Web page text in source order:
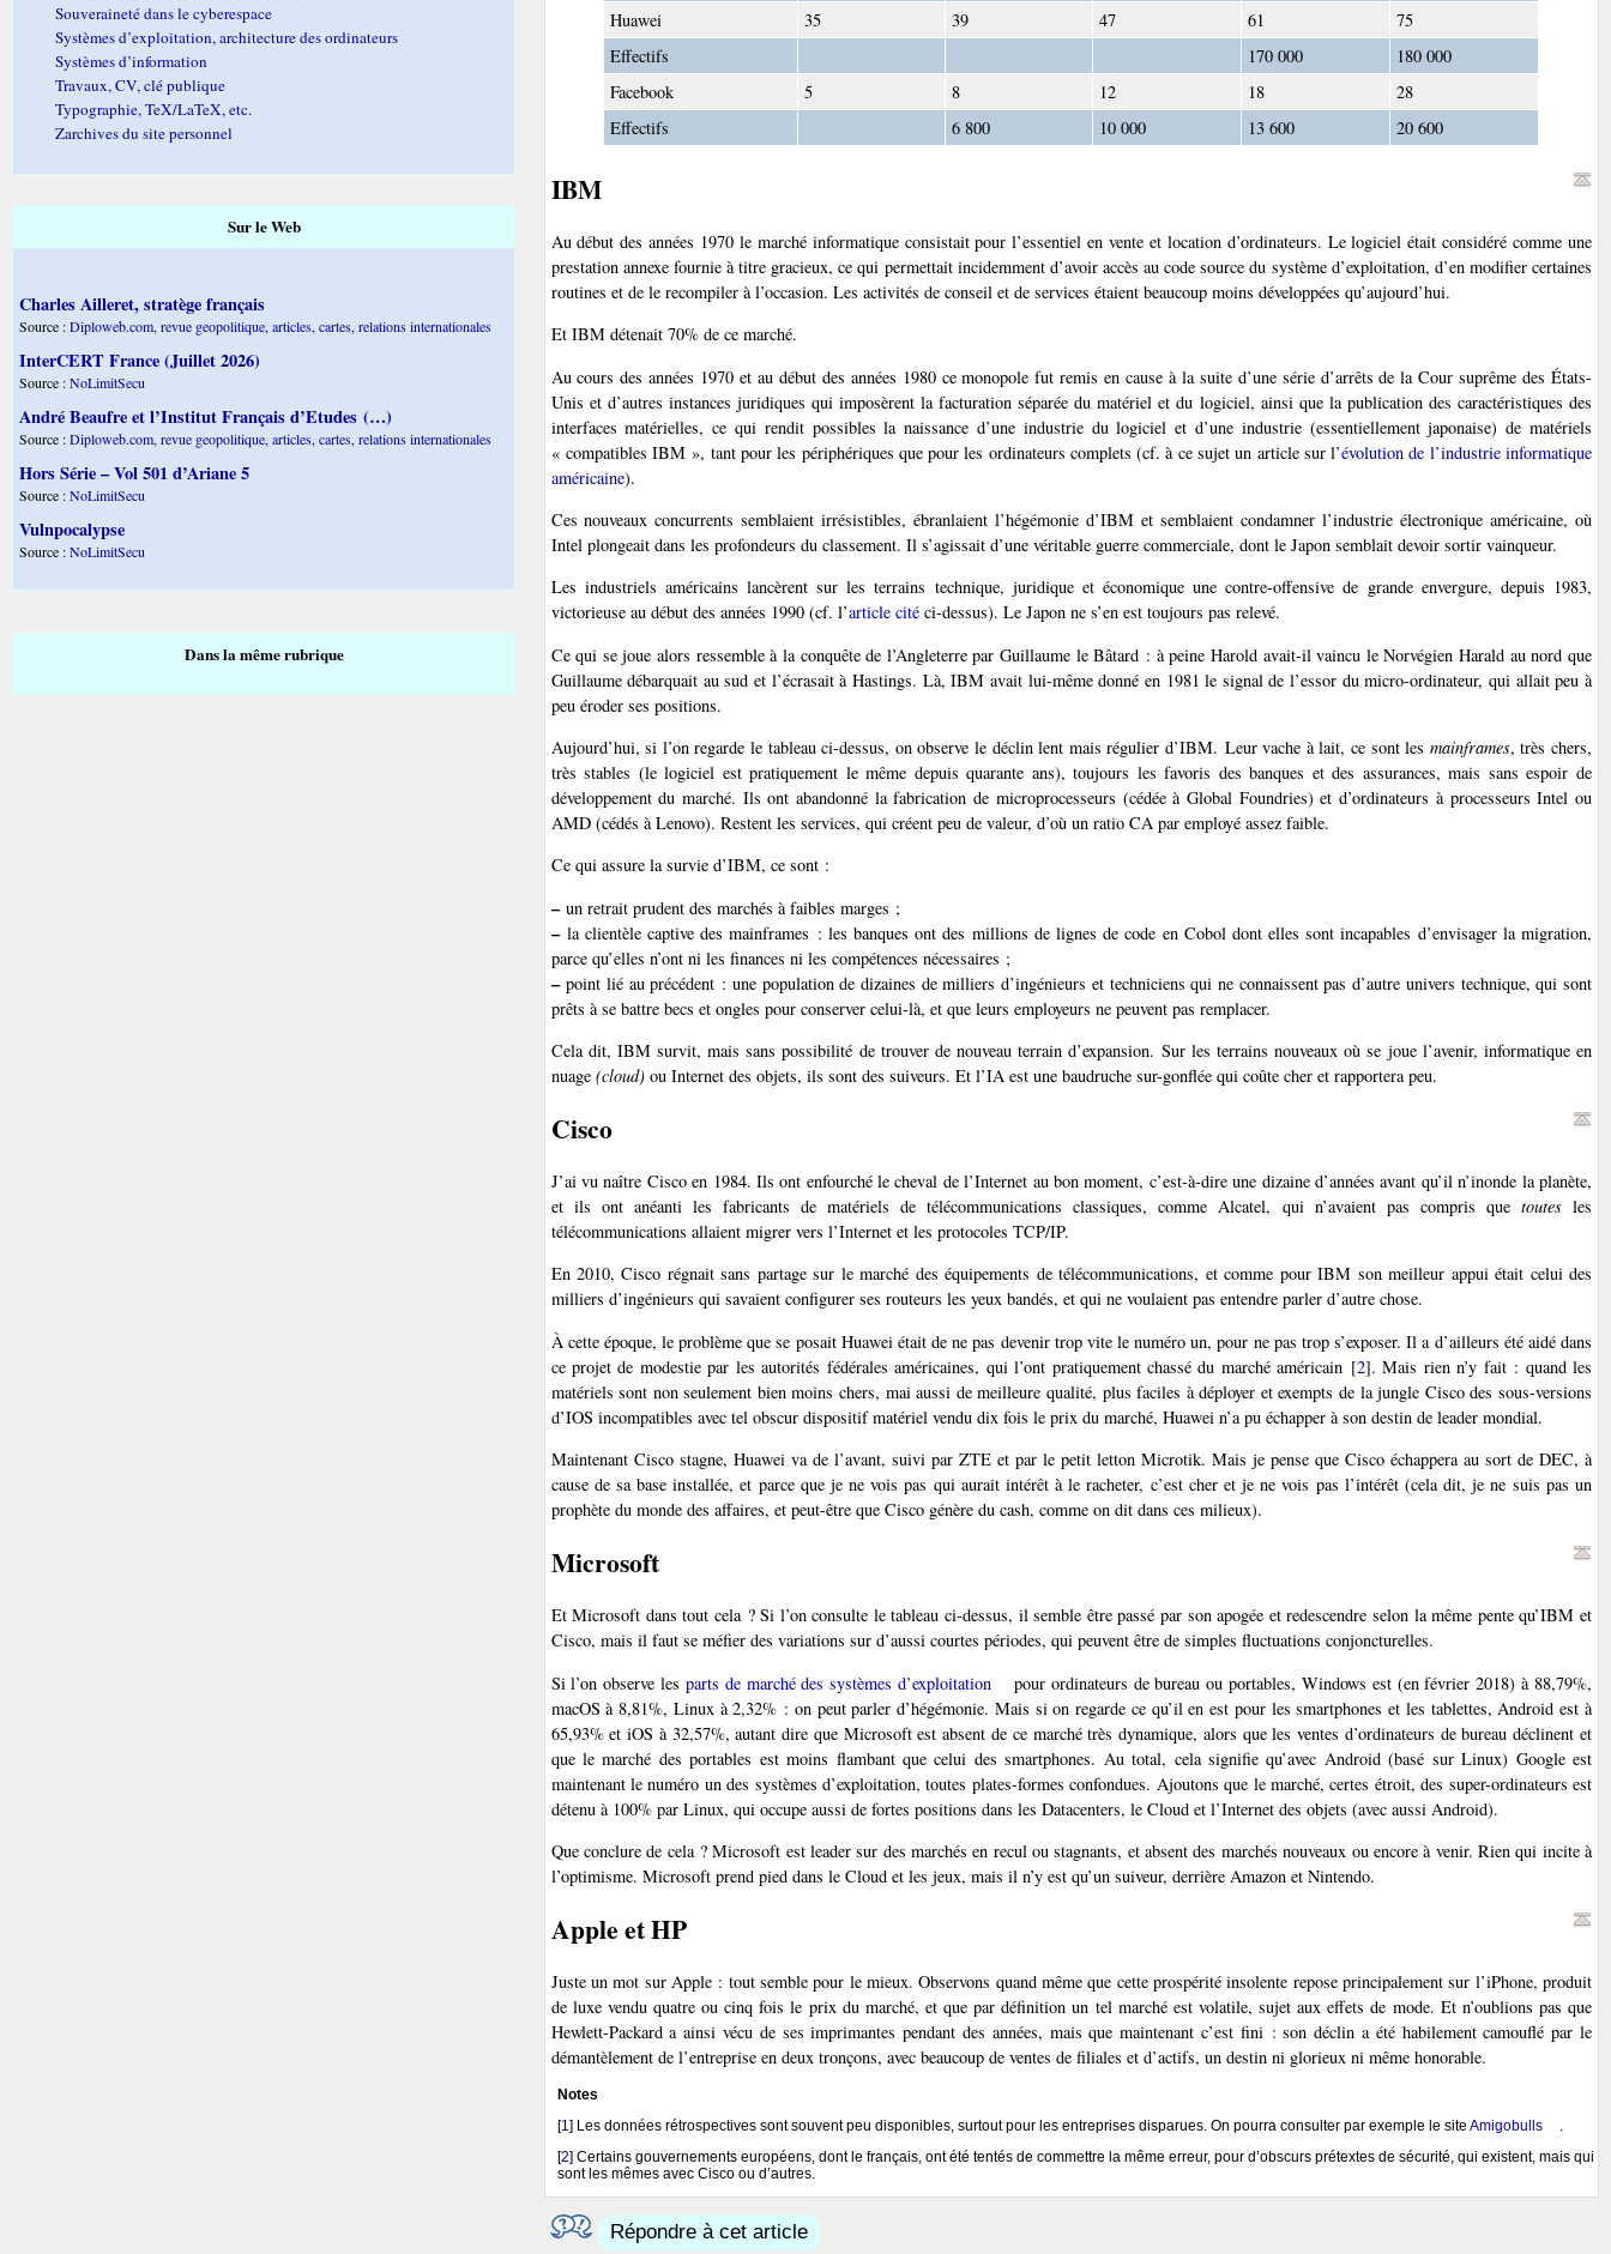
Huawei
35 39 47 61
75
Effectifs
170 000
180 000
Facebook
5 8 12 18
28
Effectifs
6 800 10 000 13 600 20 600
IBM
Au début des années 1970 le marché informatique consistait pour l’essentiel en vente et location d’ordinateurs. Le logiciel était considéré comme une
prestation annexe fournie à titre gracieux, ce qui permettait incidemment d’avoir accès au code source du système d’exploitation, d’en modifier certaines
routines et de le recompiler à l’occasion. Les activités de conseil et de services étaient beaucoup moins développées qu’aujourd’hui.
Et IBM détenait 70% de ce marché.
Au cours des années 1970 et au début des années 1980 ce monopole fut remis en cause à la suite d’une série d’arrêts de la Cour suprême des États-
Unis et d’autres instances juridiques qui imposèrent la facturation séparée du matériel et du logiciel, ainsi que la publication des caractéristiques des
interfaces matérielles, ce qui rendit possibles la naissance d’une industrie du logiciel et d’une industrie (essentiellement japonaise) de matériels
« compatibles IBM », tant pour les périphériques que pour les ordinateurs complets (cf. à ce sujet un article sur l’évolution de l’industrie informatique
américaine).
Ces nouveaux concurrents semblaient irrésistibles, ébranlaient l’hégémonie d’IBM et semblaient condamner l’industrie électronique américaine, où
Intel plongeait dans les profondeurs du classement. Il s’agissait d’une véritable guerre commerciale, dont le Japon semblait devoir sortir vainqueur.
Les industriels américains lancèrent sur les terrains technique, juridique et économique une contre-offensive de grande envergure, depuis 1983,
victorieuse au début des années 1990 (cf. l’article citéci-dessus). Le Japon ne s’en est toujours pas relevé.
Ce qui se joue alors ressemble à la conquête de l’Angleterre par Guillaume le Bâtard : à peine Harold avait-il vaincu le Norvégien Harald au nord que
Guillaume débarquait au sud et l’écrasait à Hastings. Là, IBM avait lui-même donné en 1981 le signal de l’essor du micro-ordinateur, qui allait peu à
peu éroder ses positions.
Aujourd’hui, si l’on regarde le tableau ci-dessus, on observe le déclin lent mais régulier d’IBM. Leur vache à lait, ce sont les mainframes, très chers,
très stables (le logiciel est pratiquement le même depuis quarante ans), toujours les favoris des banques et des assurances, mais sans espoir de
développement du marché. Ils ont abandonné la fabrication de microprocesseurs (cédée à Global Foundries) et d’ordinateurs à processeurs Intel ou
AMD (cédés à Lenovo). Restent les services, qui créent peu de valeur, d’où un ratio CA par employé assez faible.
Ce qui assure la survie d’IBM, ce sont :
–un retrait prudent des marchés à faibles marges ;
–la clientèle captive des mainframes : les banques ont des millions de lignes de code en Cobol dont elles sont incapables d’envisager la migration,
parce qu’elles n’ont ni les finances ni les compétences nécessaires ;
–point lié au précédent : une population de dizaines de milliers d’ingénieurs et techniciens qui ne connaissent pas d’autre univers technique, qui sont
prêts à se battre becs et ongles pour conserver celui-là, et que leurs employeurs ne peuvent pas remplacer.
Cela dit, IBM survit, mais sans possibilité de trouver de nouveau terrain d’expansion. Sur les terrains nouveaux où se joue l’avenir, informatique en
nuage (cloud)ou Internet des objets, ils sont des suiveurs. Et l’IA est une baudruche sur-gonflée qui coûte cher et rapportera peu.
Cisco
J’ai vu naître Cisco en 1984. Ils ont enfourché le cheval de l’Internet au bon moment, c’est-à-dire une dizaine d’années avant qu’il n’inonde la planète,
et ils ont anéanti les fabricants de matériels de télécommunications classiques, comme Alcatel, qui n’avaient pas compris que toutesles
télécommunications allaient migrer vers l’Internet et les protocoles TCP/IP.
En 2010, Cisco régnait sans partage sur le marché des équipements de télécommunications, et comme pour IBM son meilleur appui était celui des
milliers d’ingénieurs qui savaient configurer ses routeurs les yeux bandés, et qui ne voulaient pas entendre parler d’autre chose.
À cette époque, le problème que se posait Huawei était de ne pas devenir trop vite le numéro un, pour ne pas trop s’exposer. Il a d’ailleurs été aidé dans
ce projet de modestie par les autorités fédérales américaines, qui l’ont pratiquement chassé du marché américain [2]. Mais rien n’y fait : quand les
matériels sont non seulement bien moins chers, mai aussi de meilleure qualité, plus faciles à déployer et exempts de la jungle Cisco des sous-versions
d’IOS incompatibles avec tel obscur dispositif matériel vendu dix fois le prix du marché, Huawei n’a pu échapper à son destin de leader mondial.
Maintenant Cisco stagne, Huawei va de l’avant, suivi par ZTE et par le petit letton Microtik. Mais je pense que Cisco échappera au sort de DEC, à
cause de sa base installée, et parce que je ne vois pas qui aurait intérêt à le racheter, c’est cher et je ne vois pas l’intérêt (cela dit, je ne suis pas un
prophète du monde des affaires, et peut-être que Cisco génère du cash, comme on dit dans ces milieux).
Microsoft
Et Microsoft dans tout cela ? Si l’on consulte le tableau ci-dessus, il semble être passé par son apogée et redescendre selon la même pente qu’IBM et
Cisco, mais il faut se méfier des variations sur d’aussi courtes périodes, qui peuvent être de simples fluctuations conjoncturelles.
Si l’on observe les parts de marché des systèmes d’exploitation
pour ordinateurs de bureau ou portables, Windows est (en février 2018) à 88,79%,
macOS à 8,81%, Linux à 2,32% : on peut parler d’hégémonie. Mais si on regarde ce qu’il en est pour les smartphones et les tablettes, Android est à
65,93% et iOS à 32,57%, autant dire que Microsoft est absent de ce marché très dynamique, alors que les ventes d’ordinateurs de bureau déclinent et
que le marché des portables est moins flambant que celui des smartphones. Au total, cela signifie qu’avec Android (basé sur Linux) Google est
maintenant le numéro un des systèmes d’exploitation, toutes plates-formes confondues. Ajoutons que le marché, certes étroit, des super-ordinateurs est
détenu à 100% par Linux, qui occupe aussi de fortes positions dans les Datacenters, le Cloud et l’Internet des objets (avec aussi Android).
Que conclure de cela ? Microsoft est leader sur des marchés en recul ou stagnants, et absent des marchés nouveaux ou encore à venir. Rien qui incite à
l’optimisme. Microsoft prend pied dans le Cloud et les jeux, mais il n’y est qu’un suiveur, derrière Amazon et Nintendo.
Apple et HP
Juste un mot sur Apple : tout semble pour le mieux. Observons quand même que cette prospérité insolente repose principalement sur l’iPhone, produit
de luxe vendu quatre ou cinq fois le prix du marché, et que par définition un tel marché est volatile, sujet aux effets de mode. Et n’oublions pas que
Hewlett-Packard a ainsi vécu de ses imprimantes pendant des années, mais que maintenant c’est fini : son déclin a été habilement camouflé par le
démantèlement de l’entreprise en deux tronçons, avec beaucoup de ventes de filiales et d’actifs, un destin ni glorieux ni même honorable.
Notes
[1] Les données rétrospectives sont souvent peu disponibles, surtout pour les entreprises disparues. On pourra consulter par exemple le site Amigobulls
.
[2] Certains gouvernements européens, dont le français, ont été tentés de commettre la même erreur, pour d’obscurs prétextes de sécurité, qui existent, mais qui
sont les mêmes avec Cisco ou d’autres.
Répondre à cet article
Souveraineté dans le cyberespace
Systèmes d’exploitation, architecture des ordinateurs
Systèmes d’information
Travaux, CV, clé publique
Typographie, TeX/LaTeX, etc.
Zarchives du site personnel
Sur le Web
Charles Ailleret, stratège français
Source :Diploweb.com, revue geopolitique, articles, cartes, relations internationales
InterCERT France (Juillet 2026)
Source :NoLimitSecu
André Beaufre et l’Institut Français d’Etudes (…)
Source :Diploweb.com, revue geopolitique, articles, cartes, relations internationales
Hors Série – Vol 501 d’Ariane 5
Source :NoLimitSecu
Vulnpocalypse
Source :NoLimitSecu
Dans la même rubrique